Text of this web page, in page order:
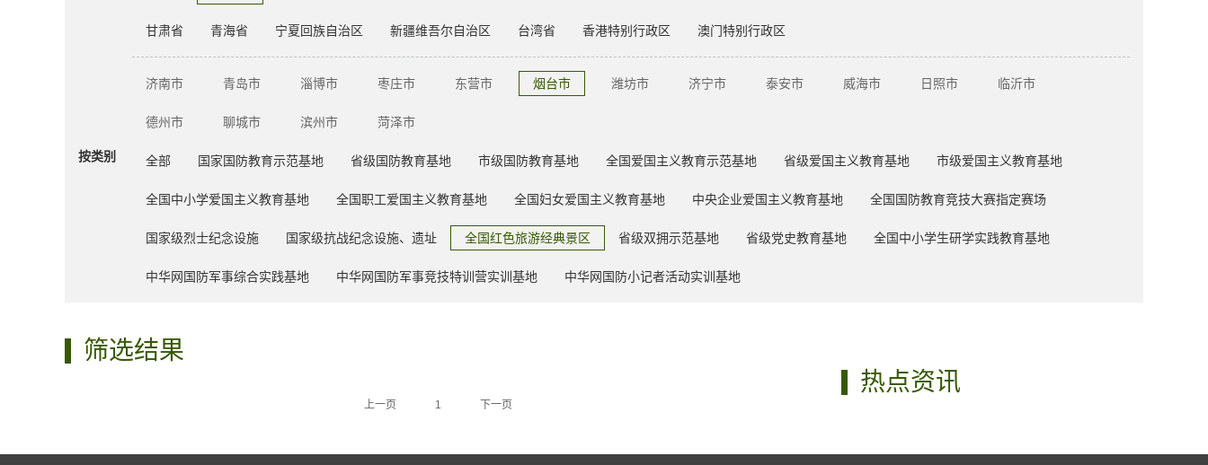
甘肃省 青海省 宁夏回族自治区 新疆维吾尔自治区 台湾省 香港特别行政区 澳门特别行政区
济南市 青岛市 淄博市 枣庄市 东营市 烟台市 潍坊市 济宁市 泰安市 威海市 日照市 临沂市
德州市 聊城市 滨州市 菏泽市
按类别 全部 国家国防教育示范基地 省级国防教育基地 市级国防教育基地 全国爱国主义教育示范基地 省级爱国主义教育基地 市级爱国主义教育基地
全国中小学爱国主义教育基地 全国职工爱国主义教育基地 全国妇女爱国主义教育基地 中央企业爱国主义教育基地 全国国防教育竞技大赛指定赛场
国家级烈士纪念设施 国家级抗战纪念设施、遗址 全国红色旅游经典景区 省级双拥示范基地 省级党史教育基地 全国中小学生研学实践教育基地
中华网国防军事综合实践基地 中华网国防军事竞技特训营实训基地 中华网国防小记者活动实训基地
筛选结果
上一页 1 下一页
热点资讯